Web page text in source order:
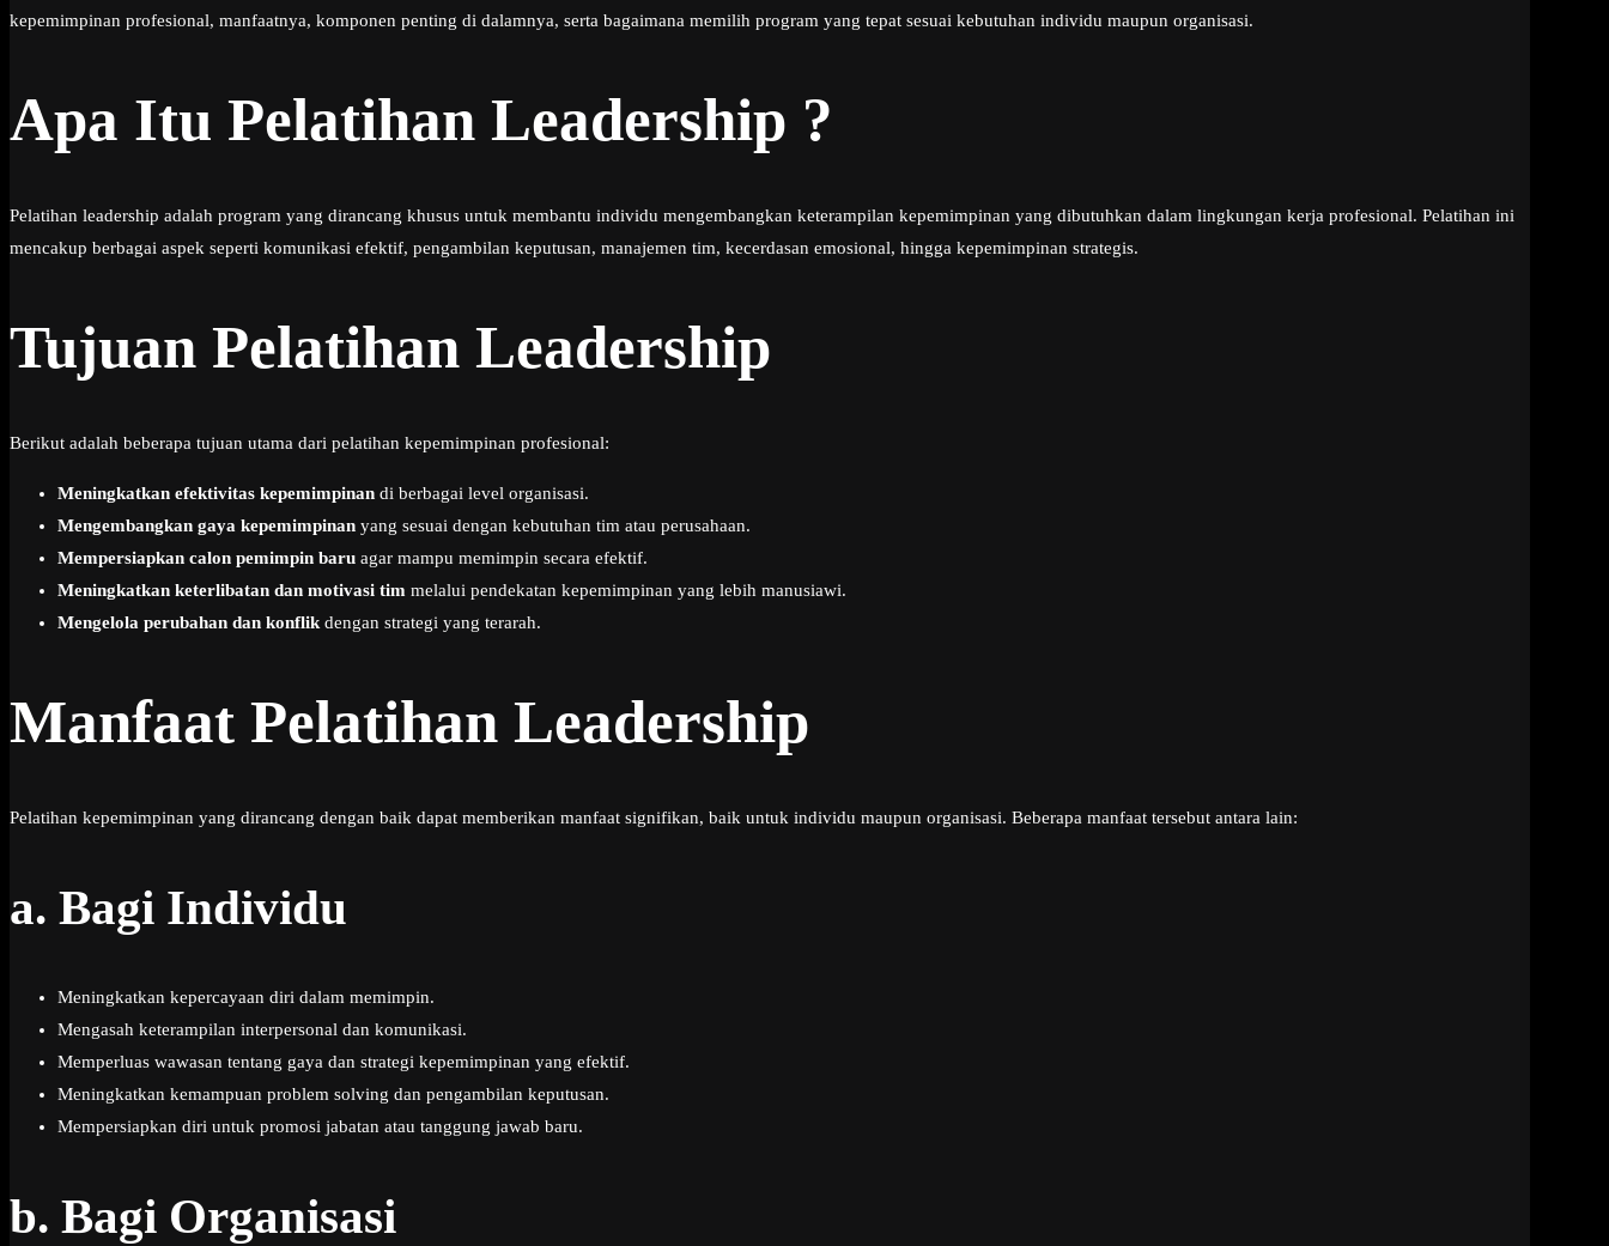
kepemimpinan profesional, manfaatnya, komponen penting di dalamnya, serta bagaimana memilih program yang tepat sesuai kebutuhan individu maupun organisasi.
Apa Itu Pelatihan Leadership ?
Pelatihan leadership adalah program yang dirancang khusus untuk membantu individu mengembangkan keterampilan kepemimpinan yang dibutuhkan dalam lingkungan kerja profesional. Pelatihan ini
mencakup berbagai aspek seperti komunikasi efektif, pengambilan keputusan, manajemen tim, kecerdasan emosional, hingga kepemimpinan strategis.
Tujuan Pelatihan Leadership
Berikut adalah beberapa tujuan utama dari pelatihan kepemimpinan profesional:
Meningkatkan efektivitas kepemimpinan di berbagai level organisasi.
Mengembangkan gaya kepemimpinan yang sesuai dengan kebutuhan tim atau perusahaan.
Mempersiapkan calon pemimpin baru agar mampu memimpin secara efektif.
Meningkatkan keterlibatan dan motivasi tim melalui pendekatan kepemimpinan yang lebih manusiawi.
Mengelola perubahan dan konflikdengan strategi yang terarah.
Manfaat Pelatihan Leadership
Pelatihan kepemimpinan yang dirancang dengan baik dapat memberikan manfaat signifikan, baik untuk individu maupun organisasi. Beberapa manfaat tersebut antara lain:
a. Bagi Individu
Meningkatkan kepercayaan diri dalam memimpin.
Mengasah keterampilan interpersonal dan komunikasi.
Memperluas wawasan tentang gaya dan strategi kepemimpinan yang efektif.
Meningkatkan kemampuan problem solving dan pengambilan keputusan.
Mempersiapkan diri untuk promosi jabatan atau tanggung jawab baru.
b. Bagi Organisasi